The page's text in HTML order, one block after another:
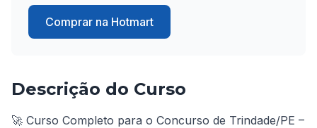
Comprar na Hotmart
Descrição do Curso
🚀 Curso Completo para o Concurso de Trindade/PE –